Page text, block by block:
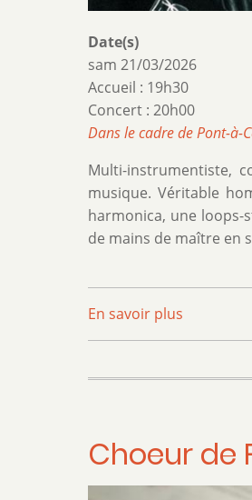
Date(s)
sam 21/03/2026
Accueil : 19h30
Concert : 20h00
Dans le cadre de Pont-à-
Multi-instrumentiste,
musique. Véritable
harmonica, une loops-
de mains de maître en
En savoir plus
Slam
Jam’Solo
Choeur de